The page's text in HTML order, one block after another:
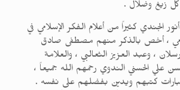
كل زيغ وضلال .
الجندي كثيراً من أعلام الفكر الإسلامي في
، أخص بالذكر منهم مصطفى صادق
، وعبد العزيز الثعالبي ، والعلامة
علي الحسني الندوي رحمهم الله جميعاً ،
كتبهم ويدين بفضلهم على نفسه .